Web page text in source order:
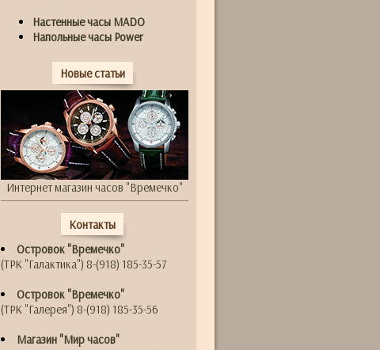
Настенные часы MADO
Напольные часы Power
Новые статьи
Интернет магазин часов "Времечко"
Контакты
Островок "Времечко"
(ТРК "Галактика") 8-(918) 185-35-57
Островок "Времечко"
(ТРК "Галерея") 8-(918) 185-35-56
Магазин "Мир часов"